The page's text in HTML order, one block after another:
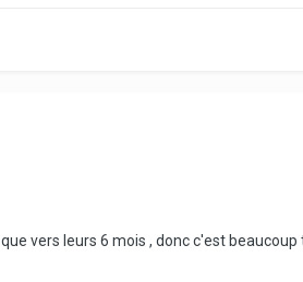
vers leurs 6 mois , donc c'est